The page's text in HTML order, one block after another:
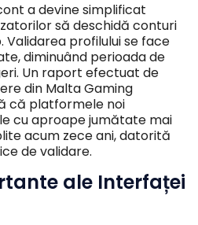
a devine simplificat
să deschidă conturi
profilului se face
diminuând perioada de
Un raport efectuat de
din Malta Gaming
că platformele noi
cu aproape jumătate mai
acum zece ani, datorită
de validare.
ale Interfaței